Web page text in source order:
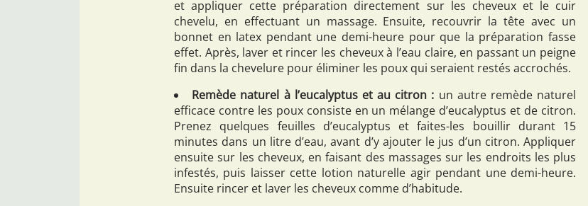
et appliquer cette préparation directement sur les cheveux et le cuir
chevelu, en effectuant un massage. Ensuite, recouvrir la tête avec un
bonnet en latex pendant une demi-heure pour que la préparation fasse
effet. Après, laver et rincer les cheveux à l’eau claire, en passant un peigne
fin dans la chevelure pour éliminer les poux qui seraient restés accrochés.
Remède naturel à l’eucalyptus et au citron : un autre remède naturel
efficace contre les poux consiste en un mélange d’eucalyptus et de citron.
Prenez quelques feuilles d’eucalyptus et faites-les bouillir durant 15
minutes dans un litre d’eau, avant d’y ajouter le jus d’un citron. Appliquer
ensuite sur les cheveux, en faisant des massages sur les endroits les plus
infestés, puis laisser cette lotion naturelle agir pendant une demi-heure.
Ensuite rincer et laver les cheveux comme d’habitude.